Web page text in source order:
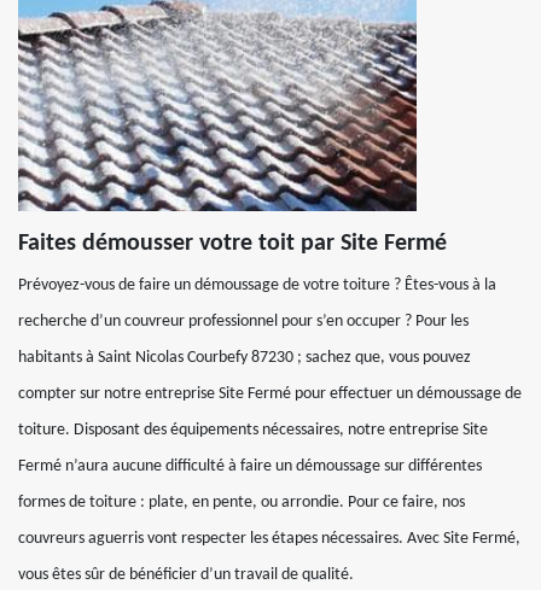
Faites démousser votre toit par Site Fermé
Prévoyez-vous de faire un démoussage de votre toiture ? Êtes-vous à la
recherche d’un couvreur professionnel pour s’en occuper ? Pour les
habitants à Saint Nicolas Courbefy 87230 ; sachez que, vous pouvez
compter sur notre entreprise Site Fermé pour effectuer un démoussage de
toiture. Disposant des équipements nécessaires, notre entreprise Site
Fermé n’aura aucune difficulté à faire un démoussage sur différentes
formes de toiture : plate, en pente, ou arrondie. Pour ce faire, nos
couvreurs aguerris vont respecter les étapes nécessaires. Avec Site Fermé,
vous êtes sûr de bénéficier d’un travail de qualité.